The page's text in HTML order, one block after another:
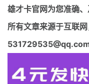
雄才卡官网为您准确、
所有文章来源于互联
531729535@qq.com